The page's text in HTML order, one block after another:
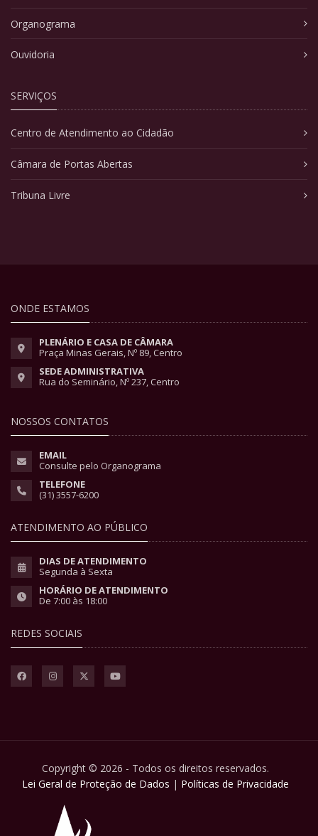
Organograma
Ouvidoria
SERVIÇOS
Centro de Atendimento ao Cidadão
Câmara de Portas Abertas
Tribuna Livre
ONDE ESTAMOS
PLENÁRIO E CASA DE CÂMARA
Praça Minas Gerais, Nº 89, Centro
SEDE ADMINISTRATIVA
Rua do Seminário, Nº 237, Centro
NOSSOS CONTATOS
EMAIL
Consulte pelo Organograma
TELEFONE
(31) 3557-6200
ATENDIMENTO AO PÚBLICO
DIAS DE ATENDIMENTO
Segunda à Sexta
HORÁRIO DE ATENDIMENTO
De 7:00 às 18:00
REDES SOCIAIS
Copyright © 2026 - Todos os direitos reservados.
Lei Geral de Proteção de Dados | Políticas de Privacidade